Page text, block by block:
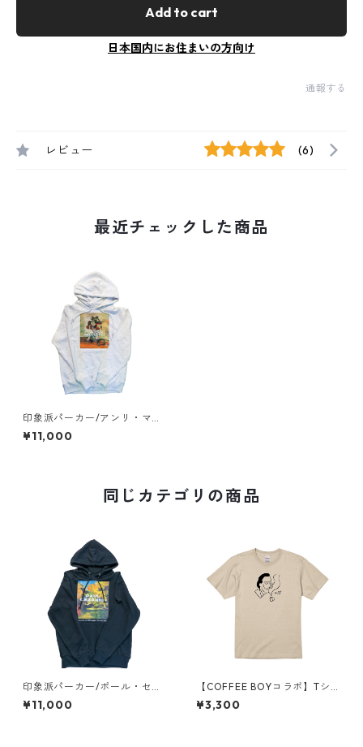
Add to cart
日本国内にお住まいの方向け
通報する
レビュー (6)
最近チェックした商品
印象派パーカー/アンリ・マテ
ィス《ベル＝イルの花束》
¥11,000
同じカテゴリの商品
印象派パーカー/ポール・セザ
ンヌ《林間の空き地》
¥11,000
【COFFEE BOYコラボ】Tシ
ャツ
¥3,300